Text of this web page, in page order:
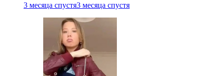
3 месяца спустя3 месяца спустя